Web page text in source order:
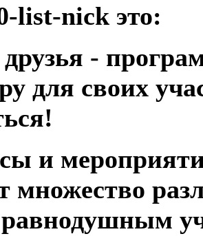
list-nick это:
-
для своих
и
множество
равнодушным